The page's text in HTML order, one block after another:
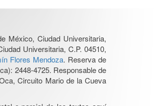
México, Ciudad Universitaria,
Universitaria, C.P. 04510,
Flores Mendoza. Reserva de
2448-4725. Responsable de
Circuito Mario de la Cueva